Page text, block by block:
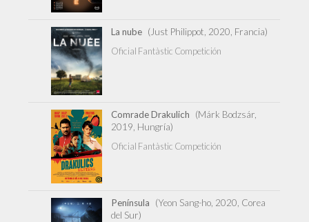
La nube (Just Philippot, 2020, Francia)
Oficial Fantàstic Competición
Comrade Drakulich
(Márk Bodzsár,
2019, Hungría)
Oficial Fantàstic Competición
Península
(Yeon Sang-ho, 2020, Corea
del Sur)